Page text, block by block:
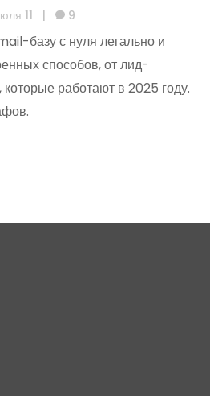
11 | 9
базу с нуля легально и
способов, от лид-
работают в 2025 году.